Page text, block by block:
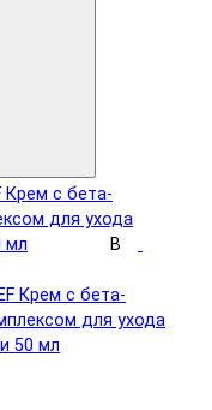
В
Крем с бета-
для ухода
50 мл